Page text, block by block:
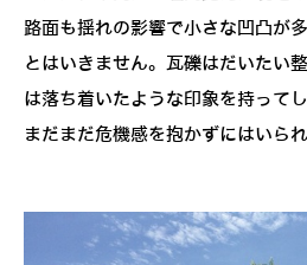
路面も揺れの影響で小さな凹凸が
とはいきません。瓦礫はだいたい
は落ち着いたような印象を持って
まだまだ危機感を抱かずにはいら